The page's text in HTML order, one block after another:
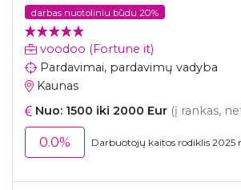
darbas nuotoliniu būdu 20%
voodoo (Fortune it)
Pardavimai, pardavimų vadyba
Kaunas
Nuo: 1500 iki 2000 Eur (į rankas,
0.0% Darbuotojų kaitos rodiklis 2025